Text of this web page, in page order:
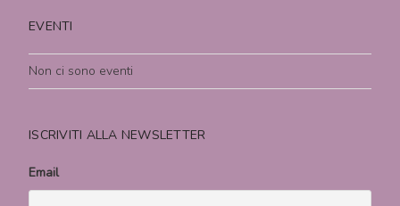
EVENTI
Non ci sono eventi
ISCRIVITI ALLA NEWSLETTER
Email